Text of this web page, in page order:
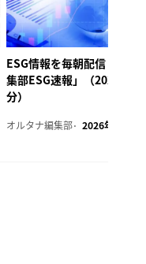
ESG情報を毎朝配信「オル
集部ESG速報」（2026年8
分）
オルタナ編集部 2026年8月6日